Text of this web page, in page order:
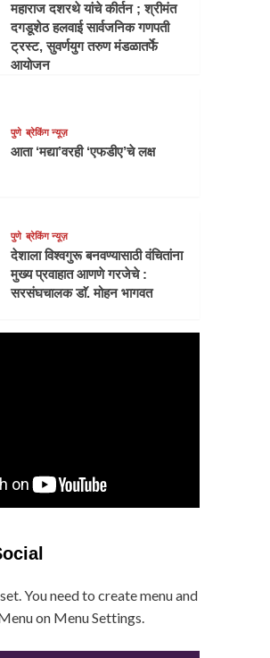
महाराज दशरथे यांचे कीर्तन ; श्रीमंत
दगडूशेठ हलवाई सार्वजनिक गणपती
ट्रस्ट, सुवर्णयुग तरुण मंडळातर्फे
आयोजन
पुणे ब्रेकिंग न्यूज़
आता ‘मद्या’वरही ‘एफडीए’चे लक्ष
पुणे ब्रेकिंग न्यूज़
देशाला विश्वगुरू बनवण्यासाठी वंचितांना
मुख्य प्रवाहात आणणे गरजेचे :
सरसंघचालक डाॅ. मोहन भागवत
You need to create menu and
on Menu Settings.